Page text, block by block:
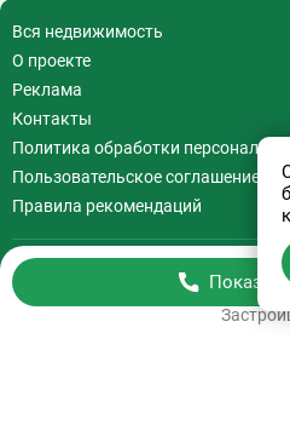
Вся недвижимость
О проекте
Реклама
Контакты
Политика обработки
Пользовательское соглашение
Правила рекомендаций
Бесплатная консультация